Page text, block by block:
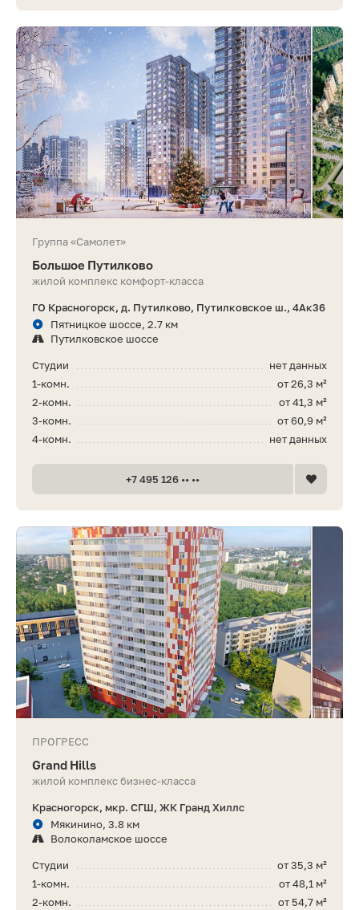
Группа «Самолет»
Большое Путилково
жилой комплекс комфорт-класса
ГО Красногорск, д. Путилково, Путилковское ш., 4Ак36
Пятницкое шоссе, 2.7 км
Путилковское шоссе
нет данных
Студии
от 26,3 м²
1-комн.
от 41,3 м²
2-комн.
от 60,9 м²
3-комн.
нет данных
4-комн.
+7 495 126 •• ••
ПРОГРЕСС
Grand Hills
жилой комплекс бизнес-класса
Красногорск, мкр. СГШ, ЖК Гранд Хиллс
Мякинино, 3.8 км
Волоколамское шоссе
от 35,3 м²
Студии
от 48,1 м²
1-комн.
от 54,7 м²
2-комн.